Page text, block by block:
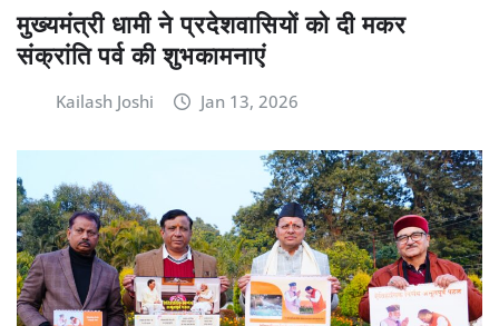
मुख्यमंत्री धामी ने प्रदेशवासियों को दी मकर
संक्रांति पर्व की शुभकामनाएं
Kailash Joshi Jan 13, 2026